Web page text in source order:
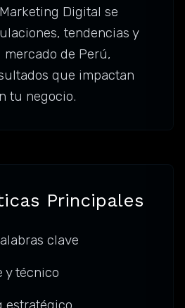
Digital se
tendencias y
de Perú,
que impactan
tu negocio.
Principales
clave
y técnico